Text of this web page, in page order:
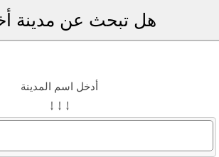
هل تبحث عن مدينة
أدخل اسم المدينة
↓ ↓ ↓